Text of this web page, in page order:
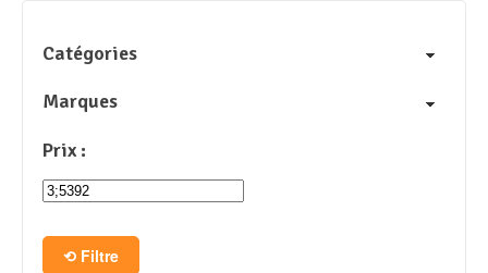
Catégories
Marques
Prix :
Filtre